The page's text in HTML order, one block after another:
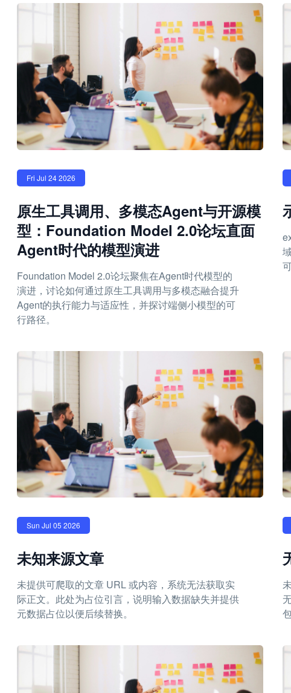
Fri Jul 24 2026
原生工具调用、多模态Agent与开源模
型：Foundation Model 2.0论坛直面
Agent时代的模型演进
Foundation Model 2.0论坛聚焦在Agent时代模型的
演进，讨论如何通过原生工具调用与多模态融合提升
Agent的执行能力与适应性，并探讨端侧小模型的可
行路径。
Sun Jul 05 2026
未知来源文章
未提供可爬取的文章 URL 或内容，系统无法获取实
际正文。此处为占位引言，说明输入数据缺失并提供
元数据占位以便后续替换。